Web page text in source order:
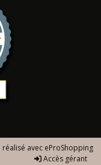
réalisé avec eProShopping
Accès gérant